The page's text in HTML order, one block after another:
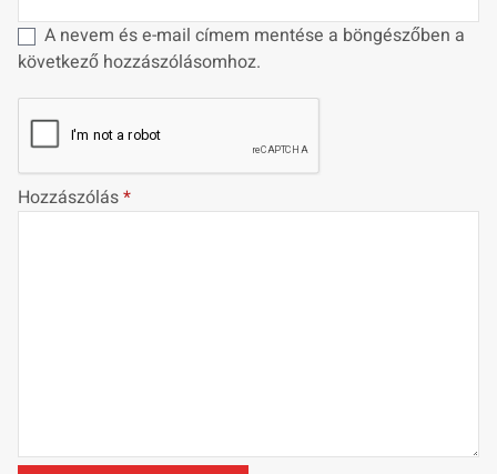
A nevem és e-mail címem mentése a böngészőben a
következő hozzászólásomhoz.
Hozzászólás*